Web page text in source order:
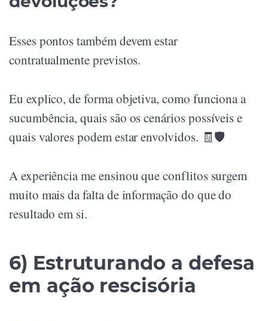
Esses pontos também devem estar
contratualmente previstos.
Eu explico, de forma objetiva, como funciona a
sucumbência, quais são os cenários possíveis e
quais valores podem estar envolvidos. 🧾🛡️
A experiência me ensinou que conflitos surgem
muito mais da falta de informação do que do
resultado em si.
6) Estruturando a defesa
em ação rescisória